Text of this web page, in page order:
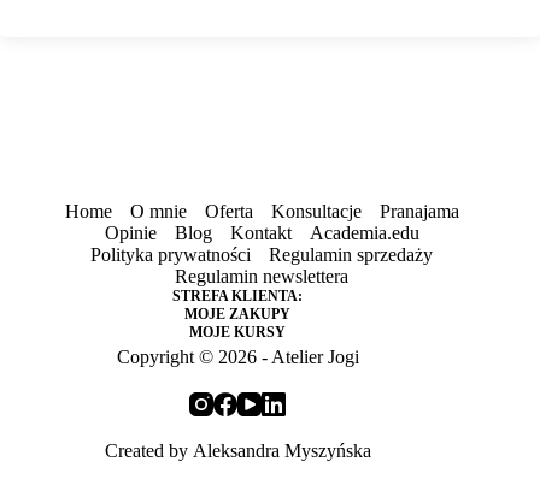
Home O mnie Oferta Konsultacje
Pranajama
Opinie
Blog Kontakt
Academia.edu
Polityka prywatności
Regulamin sprzedaży
Regulamin newslettera
STREFA KLIENTA:
MOJE ZAKUPY
MOJE KURSY
Copyright © 2026 - Atelier Jogi
Created by Aleksandra Myszyńska